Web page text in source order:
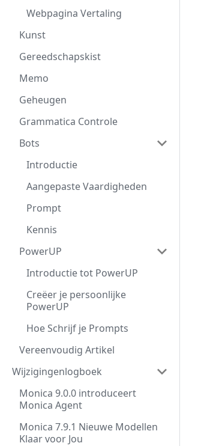
Webpagina Vertaling
Kunst
Gereedschapskist
Memo
Geheugen
Grammatica Controle
Bots
Introductie
Aangepaste Vaardigheden
Prompt
Kennis
PowerUP
Introductie tot PowerUP
Creëer je persoonlijke
PowerUP
Hoe Schrijf je Prompts
Vereenvoudig Artikel
Wijzigingenlogboek
Monica 9.0.0 introduceert
Monica Agent
Monica 7.9.1 Nieuwe Modellen
Klaar voor Jou